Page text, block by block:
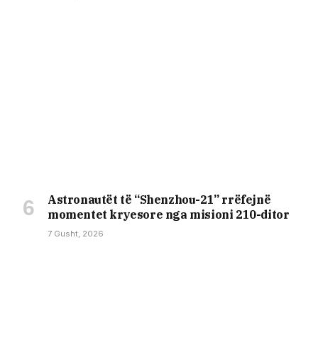
Astronautët të “Shenzhou-21” rrëfejnë
momentet kryesore nga misioni 210-ditor
7 Gusht, 2026